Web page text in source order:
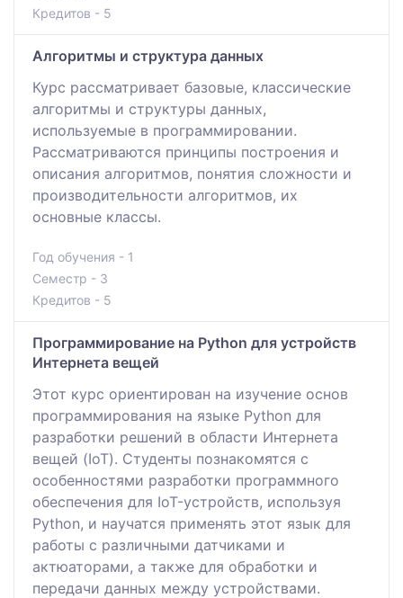
Кредитов - 5
Алгоритмы и структура данных
Курс рассматривает базовые, классические
алгоритмы и структуры данных,
используемые в программировании.
Рассматриваются принципы построения и
описания алгоритмов, понятия сложности и
производительности алгоритмов, их
основные классы.
Год обучения - 1
Семестр - 3
Кредитов - 5
Программирование на Python для устройств
Интернета вещей
Этот курс ориентирован на изучение основ
программирования на языке Python для
разработки решений в области Интернета
вещей (IoT). Студенты познакомятся с
особенностями разработки программного
обеспечения для IoT-устройств, используя
Python, и научатся применять этот язык для
работы с различными датчиками и
актюаторами, а также для обработки и
передачи данных между устройствами.